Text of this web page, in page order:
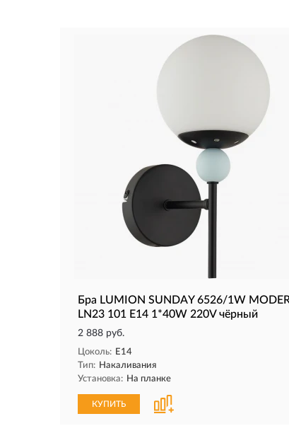
Бра LUMION SUNDAY 6526/1W
LN23 101 E14 1*40W 220V чёрный
2 888 руб.
Цоколь: E14
Тип: Накаливания
Установка: На планке
КУПИТЬ